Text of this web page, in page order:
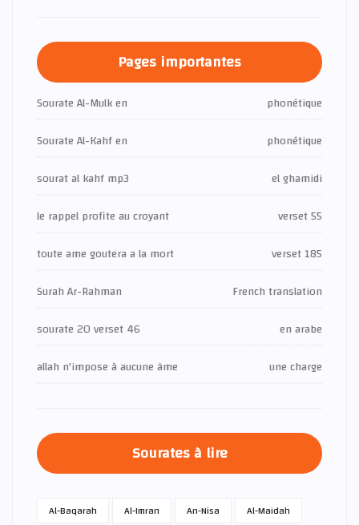
Pages importantes
Sourate Al-Mulk en
phonétique
Sourate Al-Kahf en
phonétique
sourat al kahf mp3
el ghamidi
le rappel profite au croyant
verset 55
toute ame goutera a la mort
verset 185
Surah Ar-Rahman
French translation
sourate 20 verset 46
en arabe
allah n'impose à aucune âme
une charge
Sourates à lire
Al-Baqarah Al-Imran An-Nisa
Al-Maidah